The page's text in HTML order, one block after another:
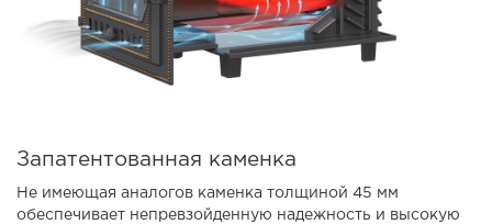
Запатентованная каменка
Не имеющая аналогов каменка толщиной 45 мм
обеспечивает непревзойденную надежность и высокую